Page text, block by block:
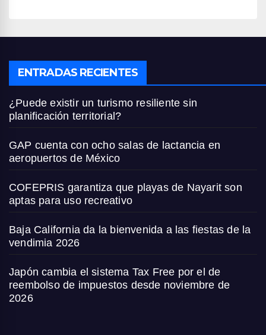
ENTRADAS RECIENTES
¿Puede existir un turismo resiliente sin
planificación territorial?
GAP cuenta con ocho salas de lactancia en
aeropuertos de México
COFEPRIS garantiza que playas de Nayarit son
aptas para uso recreativo
Baja California da la bienvenida a las fiestas de la
vendimia 2026
Japón cambia el sistema Tax Free por el de
reembolso de impuestos desde noviembre de
2026